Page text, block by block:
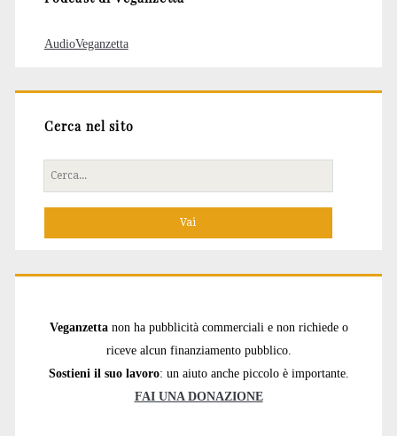
AudioVeganzetta
Cerca nel sito
Cerca
per:
Veganzetta non ha pubblicità commerciali e non richiede o
riceve alcun finanziamento pubblico.
Sostieni il suo lavoro: un aiuto anche piccolo è importante.
FAI UNA DONAZIONE